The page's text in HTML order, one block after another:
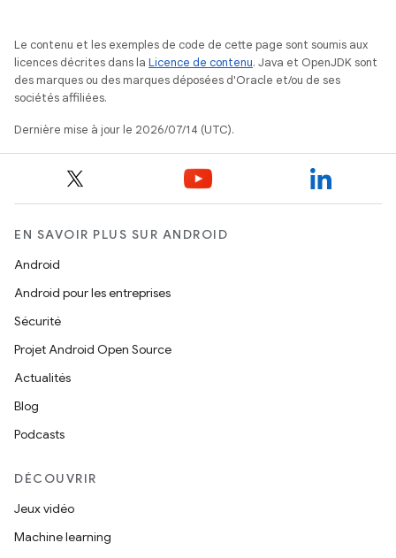
Le contenu et les exemples de code de cette page sont soumis aux
licences décrites dans la Licence de contenu. Java et OpenJDK sont
des marques ou des marques déposées d'Oracle et/ou de ses
sociétés affiliées.
Dernière mise à jour le 2026/07/14 (UTC).
EN SAVOIR PLUS SUR ANDROID
Android
Android pour les entreprises
Sécurité
Projet Android Open Source
Actualités
Blog
Podcasts
DÉCOUVRIR
Jeux vidéo
Machine learning